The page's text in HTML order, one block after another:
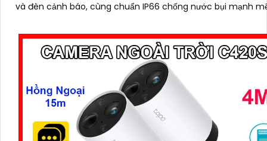
và đèn cảnh báo, cùng chuẩn IP66 chống nước bụi mạnh
thời tiết độ bền cao và mức giá cực kỳ ưu đãi